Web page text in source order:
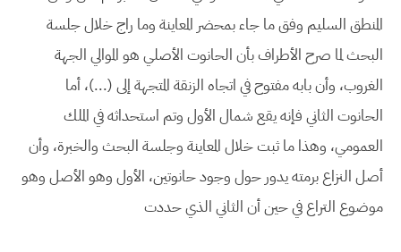
المنطق السليم وفق ما جاء بمحضر المعاينة وما راج خلال جلسة
البحث لما صرح الأطراف بأن الحانوت الأصلي هو الموالي الجهة
الغروب، وأن بابه مفتوح في اتجاه الزنقة المتجهة إلى (...)، أما
الحانوت الثاني فإنه يقع شمال الأول وتم استحداثه في الملك
العمومي، وهذا ما ثبت خلال المعاينة وجلسة البحث والخبرة، وأن
أصل النزاع برمته يدور حول وجود حانوتين، الأول وهو الأصل وهو
موضوع التراع في حين أن الثاني الذي حددت